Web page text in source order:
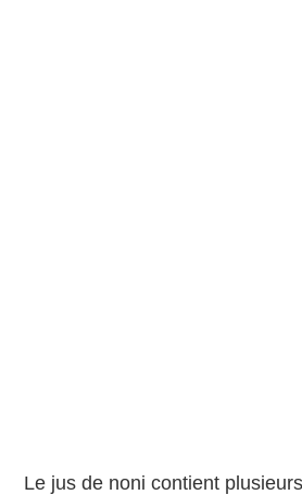
Le jus de noni contient